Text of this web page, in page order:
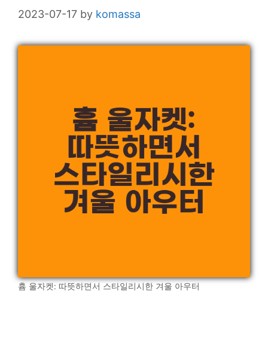
2023-07-17 by komassa
흄 울자켓: 따뜻하면서 스타일리시한 겨울 아우터